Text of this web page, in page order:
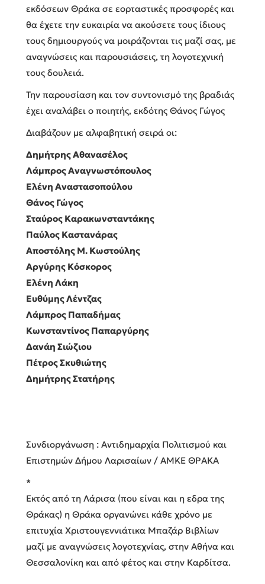
εκδόσεων Θράκα σε εορταστικές προσφορές και
θα έχετε την ευκαιρία να ακούσετε τους ίδιους
τους δημιουργούς να μοιράζονται τις μαζί σας, με
αναγνώσεις και παρουσιάσεις, τη λογοτεχνική
τους δουλειά.
Την παρουσίαση και τον συντονισμό της βραδιάς
έχει αναλάβει ο ποιητής, εκδότης Θάνος Γώγος
Διαβάζουν με αλφαβητική σειρά οι:
Δημήτρης Αθανασέλος
Λάμπρος Αναγνωστόπουλος
Ελένη Αναστασοπούλου
Θάνος Γώγος
Σταύρος Καρακωνσταντάκης
Παύλος Καστανάρας
Αποστόλης Μ. Κωστούλης
Αργύρης Κόσκορος
Ελένη Λάκη
Ευθύμης Λέντζας
Λάμπρος Παπαδήμας
Κωνσταντίνος Παπαργύρης
Δανάη Σιώζιου
Πέτρος Σκυθιώτης
Δημήτρης Στατήρης
Συνδιοργάνωση : Αντιδημαρχία Πολιτισμού και
Επιστημών Δήμου Λαρισαίων / ΑΜΚΕ ΘΡΑΚΑ
*
Εκτός από τη Λάρισα (που είναι και η εδρα της
Θράκας) η Θράκα οργανώνει κάθε χρόνο με
επιτυχία Χριστουγεννιάτικα Μπαζάρ Βιβλίων
μαζί με αναγνώσεις λογοτεχνίας, στην Αθήνα και
Θεσσαλονίκη και από φέτος και στην Καρδίτσα.